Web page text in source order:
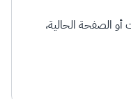
الصفحة الحالية،